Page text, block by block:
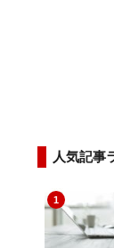
人気記事
1